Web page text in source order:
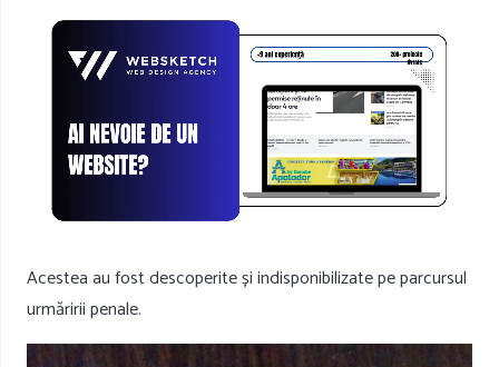
Acestea au fost descoperite și indisponibilizate pe parcursul
urmăririi penale.